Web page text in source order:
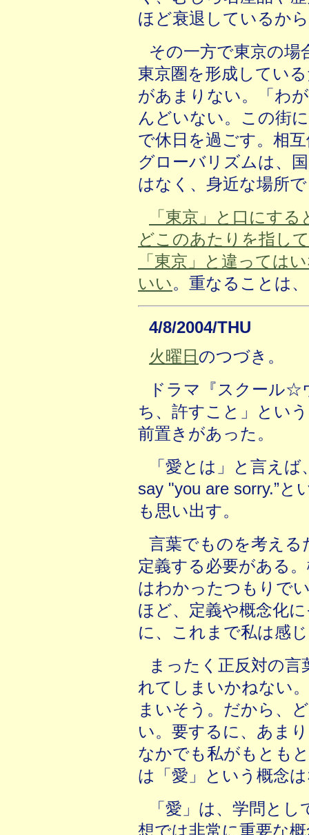
ほど衰退しているか
その一方で東京の場
東京圏を形成してい
があまりない。「わ
んどいない。この街
で休日を過ごす。相
グローバリズムは、
はなく、身近な場所
「東京」と口にす
どこのあたりを指し
「東京」と違っては
いい。重なることは
4/8/2004/THU
火曜日のつづき。
ドラマ『スクール☆
ち、許すこと」とい
前置きがあった。
「愛とは」と言え
say "you are sorry.”と
も思い出す。
言葉でものを考え
定義する必要がある
はわかったつもりで
ほど、定義や概念化
に、これまで私は感
まったく正反対の
れてしまいかねない
まいそう。だから、
い。要するに、あま
なかでも私がもとも
は「愛」という概念
「愛」は、学問と
想では非常に重要な